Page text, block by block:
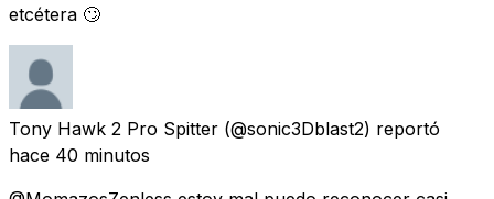
etcétera 🙄
Tony Hawk 2 Pro Spitter (@sonic3Dblast2) reportó
hace 40 minutos